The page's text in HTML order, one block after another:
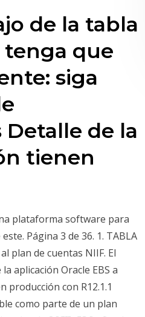
de la tabla
que
siga
de la
tienen
plataforma software para
Página 3 de 36. 1. TABLA
plan de cuentas NIIF. El
aplicación Oracle EBS a
producción con R12.1.1
como parte de un plan